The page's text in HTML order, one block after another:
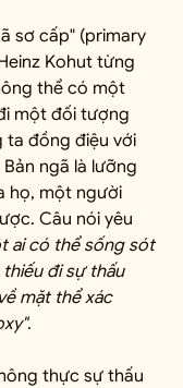
sơ cấp" (primary
Kohut từng
thể có một
một đối tượng
ta đồng điệu với
ngã là lưỡng
họ, một người
Câu nói yêu
ai có thể sống sót
đi sự thấu
mặt thể xác
.
thực sự thấu